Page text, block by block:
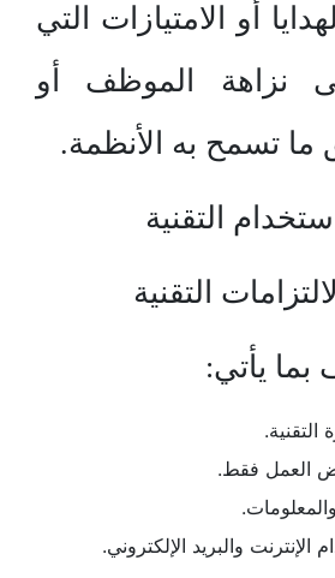
أو الامتيازات التي
نزاهة الموظف أو
ما تسمح به الأنظمة.
التقنية
بما يأتي:
العمل فقط.
الإنترنت والبريد الإلكتروني.